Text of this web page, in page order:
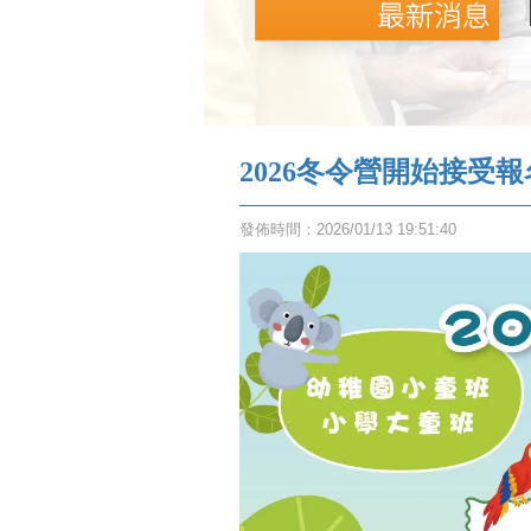
2026冬令營開始接受報
發佈時間：2026/01/13 19:51:40